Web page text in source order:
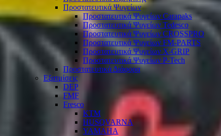
Προστατευτικά Ψυγείων
Προστατευτικά Ψυγείων Carapaks
Προστατευτικά Ψυγείων Tedesco
Προστατευτικά Ψυγείων CROSSPRO
Προστατευτικά Ψυγείων FM-PARTS
Προστατευτικά Ψυγείων X-GRIP
Προστατευτικά Ψυγείων P-Tech
Προστατευτικά Διάφορα
Εξατμίσεις
DEP
FMF
Fresco
KTM
HUSQVARNA
YAMAHA